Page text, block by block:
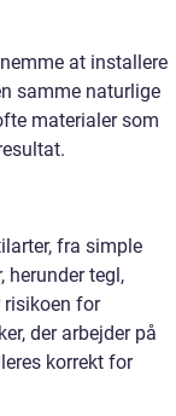
at installere
samme naturlige
materialer som
fra simple
tegl,
risikoen for
der arbejder på
korrekt for